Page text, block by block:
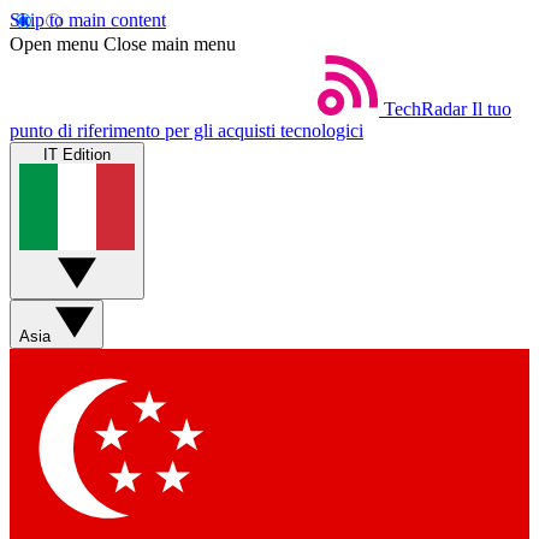
Skip to main content
Open menu Close main menu
TechRadar Il tuo
punto di riferimento per gli acquisti tecnologici
IT Edition
Asia